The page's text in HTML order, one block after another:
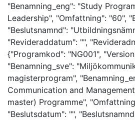
"Benamning_eng": "Study
Leadership", "Omfattning": "60",
"Beslutsnamnd":
"Revideraddatum": "",
{"Programkod": "NG001",
"Benamning_sve":
magisterprogram",
Communication and
master) Programme",
"Beslutsdatum": "",